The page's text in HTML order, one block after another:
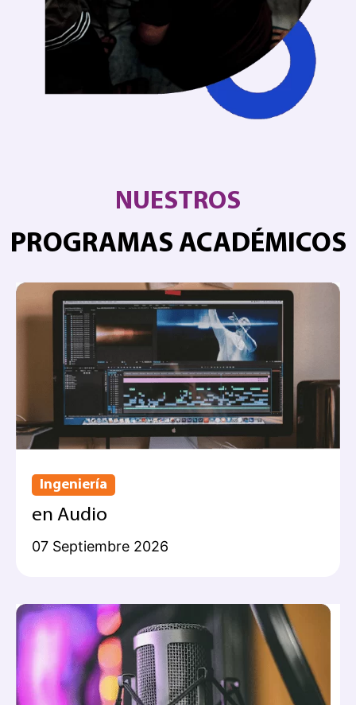
NUESTROS
PROGRAMAS ACADÉMICOS
Ingeniería
en Audio
07 Septiembre 2026